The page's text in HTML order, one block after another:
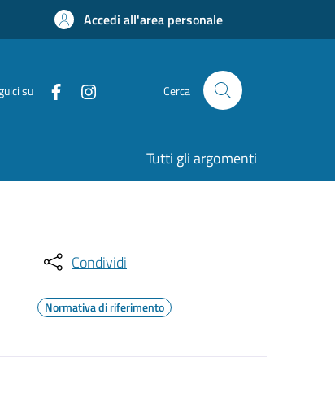
Accedi all'area personale
su Cerca
Tutti gli argomenti
Condividi
Normativa di riferimento